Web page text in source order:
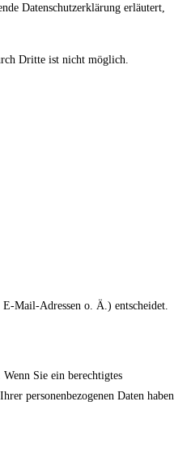
Datenschutzerklärung erläutert,
Dritte ist nicht möglich.
Mail-Adressen o. Ä.) entscheidet.
Sie ein berechtigtes
personenbezogenen Daten haben